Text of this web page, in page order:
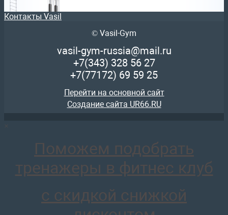
AR085.2х100 Реабилитационный комплекс со шведской
отложить
Контакты Vasil
© Vasil-Gym
vasil-gym-russia@mail.ru
+7(343) 328 56 27
+7(77172) 69 59 25
Перейти на основной сайт
Создание сайта UR66.RU
×
Поможем подобрать
тренажеры в фитнес клуб
с скидкой снижкой